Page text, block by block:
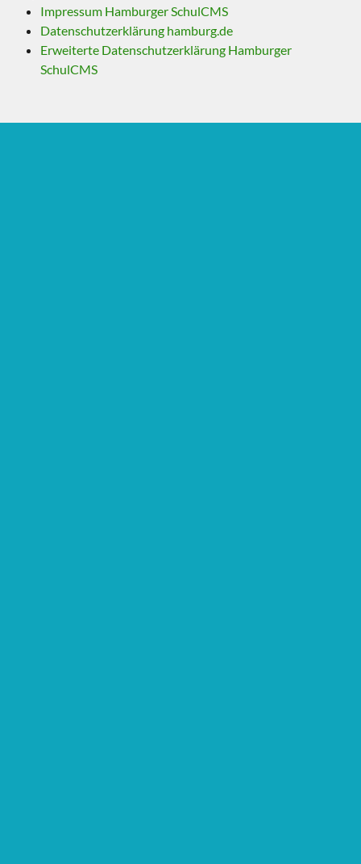
Impressum Hamburger SchulCMS
Datenschutzerklärung hamburg.de
Erweiterte Datenschutzerklärung Hamburger
SchulCMS